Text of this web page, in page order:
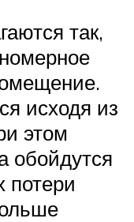
так,
исходя из
этом
обойдутся
потери